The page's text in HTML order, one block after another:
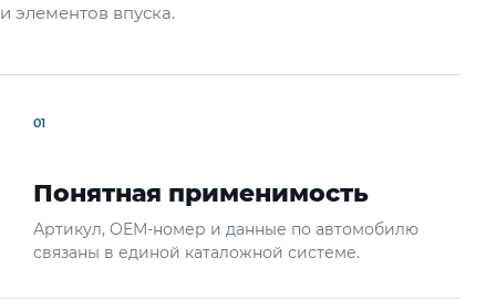
и элементов впуска.
01
Понятная применимость
Артикул, OEM-номер и данные по автомобилю
связаны в единой каталожной системе.